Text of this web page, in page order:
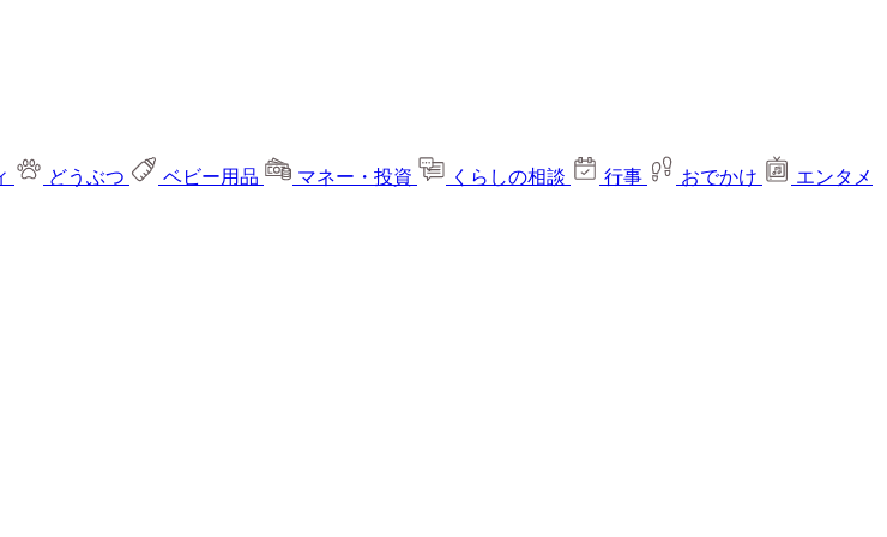
どうぶつ ベビー用品 マネー・投資 くらしの相談 行事 おでかけ
エンタメ